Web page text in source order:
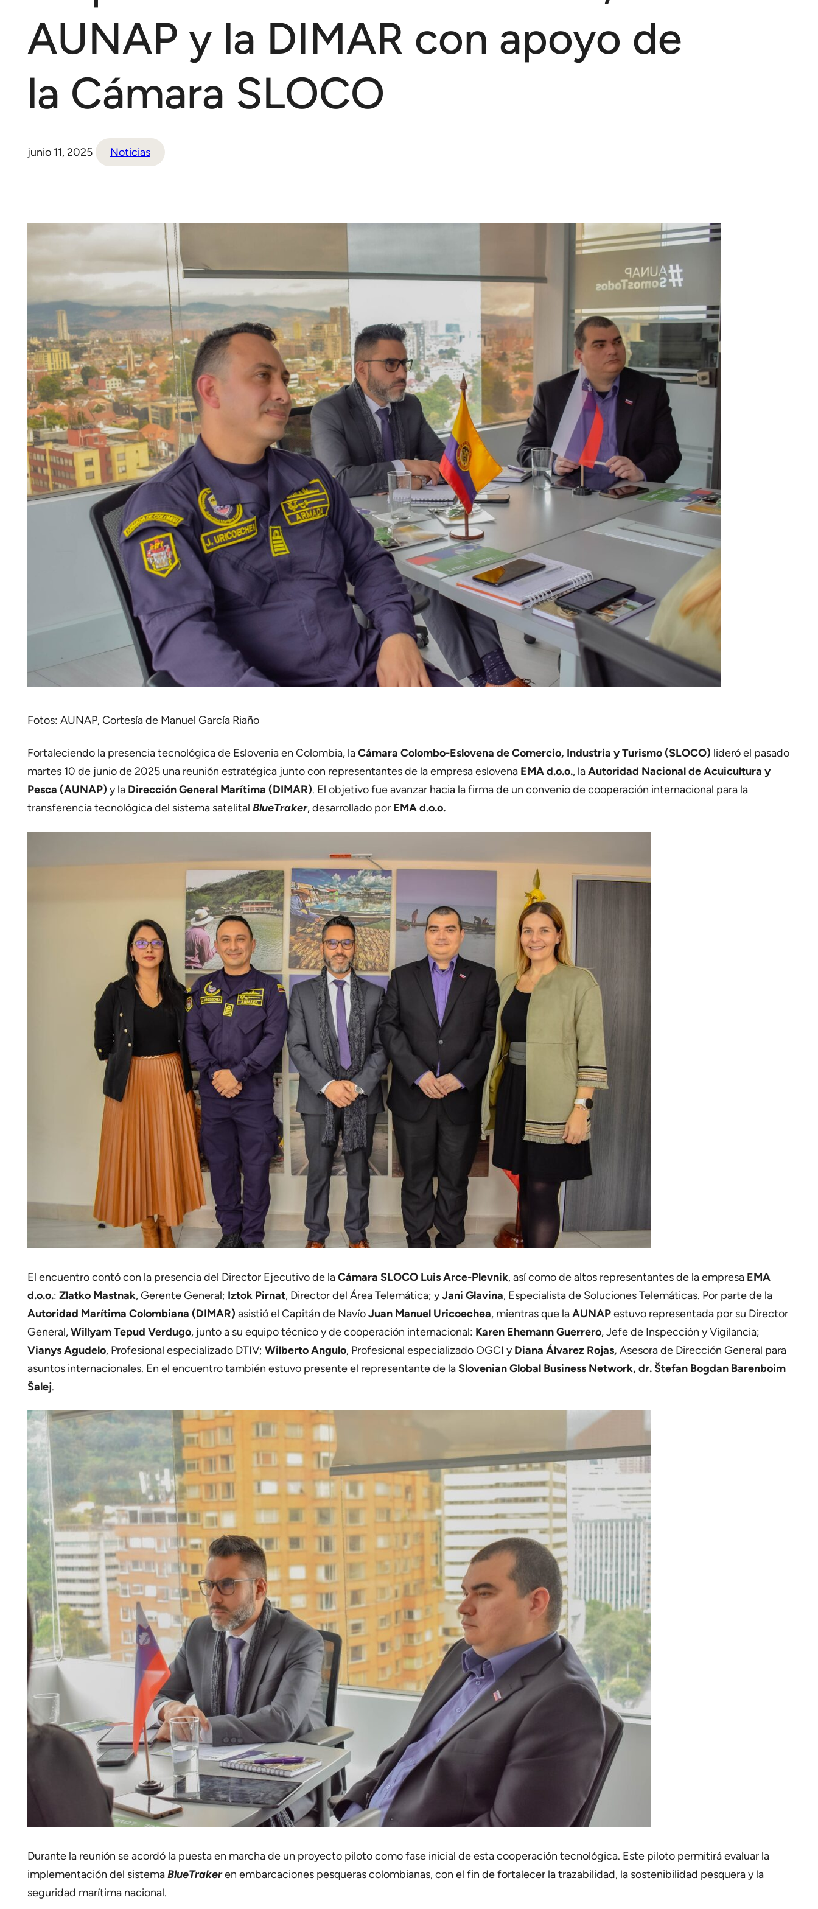
AUNAP y la DIMAR con apoyo de
la Cámara SLOCO
junio 11, 2025 Noticias
Fotos: AUNAP, Cortesía de Manuel García Riaño
Fortaleciendo la presencia tecnológica de Eslovenia en Colombia, laCámara Colombo-Eslovena de Comercio, Industria y Turismo (SLOCO) lideró el pasado
martes 10 de junio de 2025 una reunión estratégica junto con representantes de la empresa eslovena EMA d.o.o., laAutoridad Nacional de Acuicultura y
Pesca (AUNAP) y la Dirección General Marítima (DIMAR). El objetivo fue avanzar hacia la firma de un convenio de cooperación internacional para la
transferencia tecnológica del sistema satelital BlueTraker, desarrollado por EMA d.o.o.
El encuentro contó con la presencia del Director Ejecutivo de laCámara SLOCO Luis Arce-Plevnik, así como de altos representantes de la empresa EMA
d.o.o.: Zlatko Mastnak, Gerente General; Iztok Pirnat, Director del Área Telemática; yJani Glavina, Especialista de Soluciones Telemáticas. Por parte de la
Autoridad Marítima Colombiana (DIMAR) asistió el Capitán de NavíoJuan Manuel Uricoechea, mientras que laAUNAPestuvo representada por su Director
General,Willyam Tepud Verdugo, junto a su equipo técnico y de cooperación internacional: Karen Ehemann Guerrero, Jefe de Inspección y Vigilancia;
Vianys Agudelo, Profesional especializado DTIV; Wilberto Angulo, Profesional especializado OGCI yDiana Álvarez Rojas, Asesora de Dirección General para
asuntos internacionales. En el encuentro también estuvo presente el representante de laSlovenian Global Business Network, dr. Štefan Bogdan Barenboim
Šalej.
Durante la reunión se acordó la puesta en marcha de un proyecto piloto como fase inicial de esta cooperación tecnológica. Este piloto permitirá evaluar la
implementación del sistemaBlueTrakeren embarcaciones pesqueras colombianas, con el fin de fortalecer la trazabilidad, la sostenibilidad pesquera y la
seguridad marítima nacional.